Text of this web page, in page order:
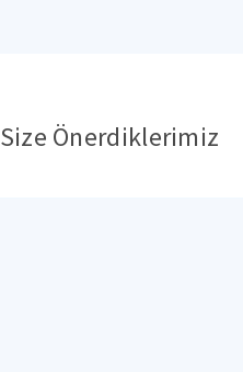
Size Önerdiklerimiz